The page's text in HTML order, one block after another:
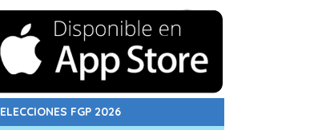
ELECCIONES FGP 2026